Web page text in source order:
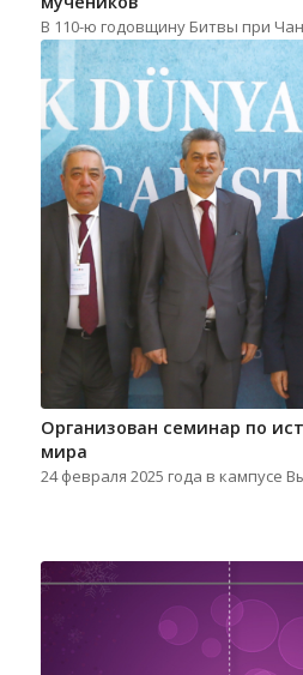
В 110-ю годовщину Битвы при
Организован семинар по
мира
24 февраля 2025 года в кампусе